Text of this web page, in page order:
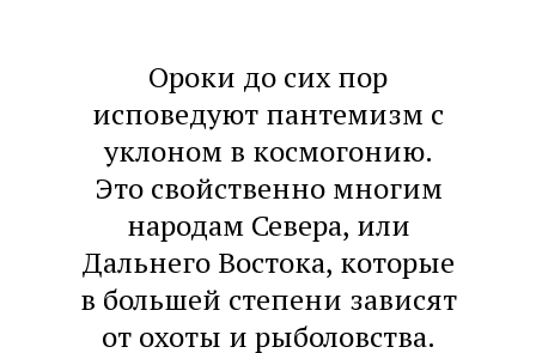
Ороки до сих пор
исповедуют пантемизм с
уклоном в космогонию.
Это свойственно многим
народам Севера, или
Дальнего Востока, которые
в большей степени зависят
от охоты и рыболовства.